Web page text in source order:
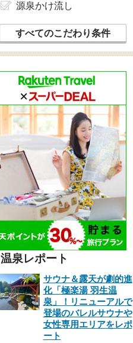
源泉かけ流し
すべてのこだわり条件
温泉レポート
サウナ＆露天が劇的進
化「極楽湯 羽生温
泉」！リニューアルで
登場のバレルサウナや
女性専用エリアをレポ
ート